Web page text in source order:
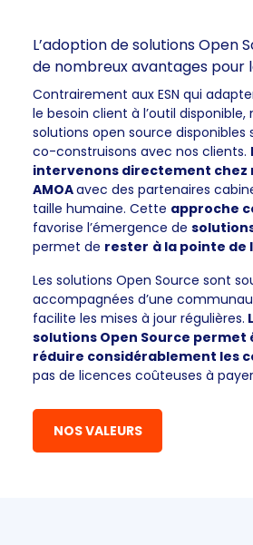
L’adoption de solutions Open
de nombreux avantages pour
Contrairement aux ESN qui
le besoin client à l’outil
solutions open source disponibles
co-construisons avec nos clients.
intervenons directement chez
AMOAavec des partenaires
taille humaine. Cette approche
favorise l’émergence de
permet de rester à la pointe de
Les solutions Open Source sont
accompagnées d’une
facilite les mises à jour régulières.
solutions Open Source permet
réduire considérablement les
pas de licences coûteuses à
NOS VALEURS